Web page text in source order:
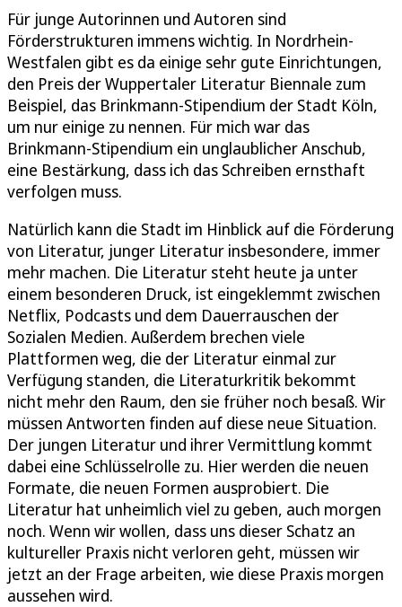
Für junge Autorinnen und Autoren sind
Förderstrukturen immens wichtig. In Nordrhein-
Westfalen gibt es da einige sehr gute Einrichtungen,
den Preis der Wuppertaler Literatur Biennale zum
Beispiel, das Brinkmann-Stipendium der Stadt Köln,
um nur einige zu nennen. Für mich war das
Brinkmann-Stipendium ein unglaublicher Anschub,
eine Bestärkung, dass ich das Schreiben ernsthaft
verfolgen muss.
Natürlich kann die Stadt im Hinblick auf die Förderung
von Literatur, junger Literatur insbesondere, immer
mehr machen. Die Literatur steht heute ja unter
einem besonderen Druck, ist eingeklemmt zwischen
Netflix, Podcasts und dem Dauerrauschen der
Sozialen Medien. Außerdem brechen viele
Plattformen weg, die der Literatur einmal zur
Verfügung standen, die Literaturkritik bekommt
nicht mehr den Raum, den sie früher noch besaß. Wir
müssen Antworten finden auf diese neue Situation.
Der jungen Literatur und ihrer Vermittlung kommt
dabei eine Schlüsselrolle zu. Hier werden die neuen
Formate, die neuen Formen ausprobiert. Die
Literatur hat unheimlich viel zu geben, auch morgen
noch. Wenn wir wollen, dass uns dieser Schatz an
kultureller Praxis nicht verloren geht, müssen wir
jetzt an der Frage arbeiten, wie diese Praxis morgen
aussehen wird.